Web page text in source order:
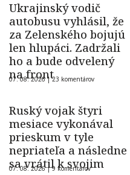
Ukrajinský vodič
autobusu vyhlásil, že
za Zelenského bojujú
len hlupáci. Zadržali
ho a bude odvelený
na front
07. 08. 2026 |23 komentárov
Ruský vojak štyri
mesiace vykonával
prieskum v tyle
nepriateľa a následne
sa vrátil k svojim
07. 08. 2026 |9 komentárov